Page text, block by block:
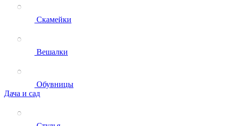
Скамейки
Вешалки
Обувницы
Дача и сад